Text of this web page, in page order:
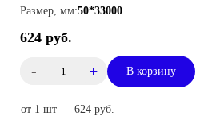
Размер, мм:50*33000
624 руб.
- + В корзину
от 1 шт — 624 руб.